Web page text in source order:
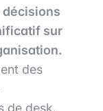
décisions
sur
des
de desk,